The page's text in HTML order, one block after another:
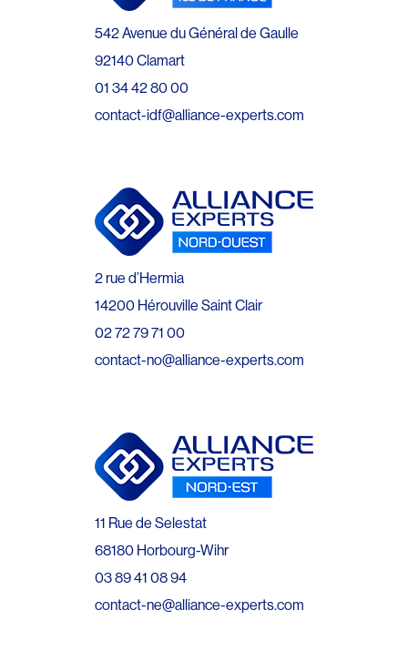
542 Avenue du Général de Gaulle
92140 Clamart
01 34 42 80 00
contact-idf@alliance-experts.com
2 rue d’Hermia
14200 Hérouville Saint Clair
02 72 79 71 00
contact-no@alliance-experts.com
11 Rue de Selestat
68180 Horbourg-Wihr
03 89 41 08 94
contact-ne@alliance-experts.com